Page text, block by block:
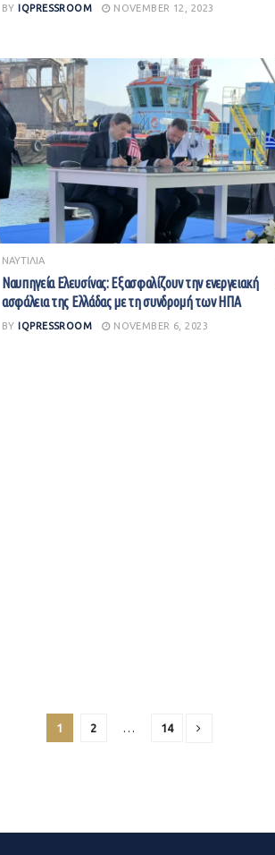
BY IQPRESSROOM NOVEMBER 12, 2023
ΝΑΥΤΙΛΙΑ
Ναυπηγεία Ελευσίνας: Εξασφαλίζουν την ενεργειακή
ασφάλεια της Ελλάδας με τη συνδρομή των ΗΠΑ
BY IQPRESSROOM NOVEMBER 6, 2023
1 2 14